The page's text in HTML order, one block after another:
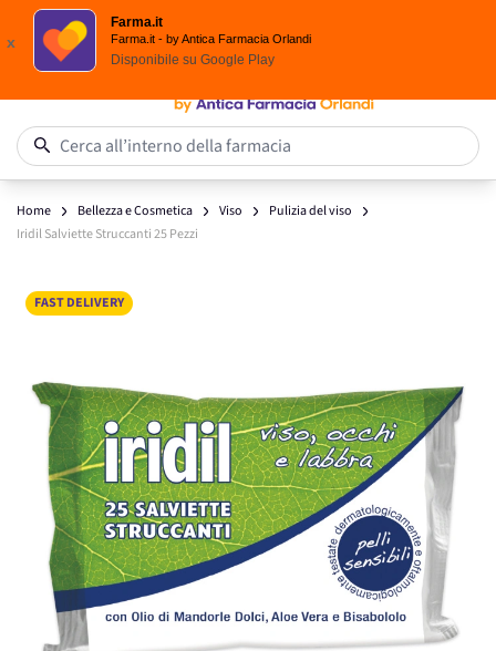
Spedizione
x
Farma.it
Farma.it - by Antica Farmacia Orlandi
Disponibile su Google Play
Salta al contenuto
Cerca all’interno della farmacia
Home Bellezza e Cosmetica Viso
Pulizia del viso
Iridil Salviette Struccanti 25 Pezzi
FAST DELIVERY
Main image
Click to view image in fullscreen